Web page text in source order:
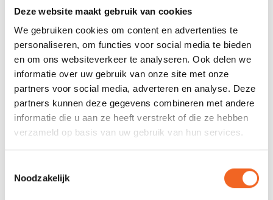
Deze website maakt gebruik van cookies
We gebruiken cookies om content en advertenties te
personaliseren, om functies voor social media te bieden
en om ons websiteverkeer te analyseren. Ook delen we
informatie over uw gebruik van onze site met onze
partners voor social media, adverteren en analyse. Deze
partners kunnen deze gegevens combineren met andere
informatie die u aan ze heeft verstrekt of die ze hebben
verzameld op basis van uw gebruik van hun services.
Noodzakelijk
neopreen
Afsluiting pols
Latex en verstelbaar
neopreen
Capuchon
Zakjes 1
Spatzeil schacht Ja